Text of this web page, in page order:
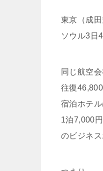
東京（成
ソウル3日
同じ航空
往復
宿泊ホテル
1泊7,000
のビジネ